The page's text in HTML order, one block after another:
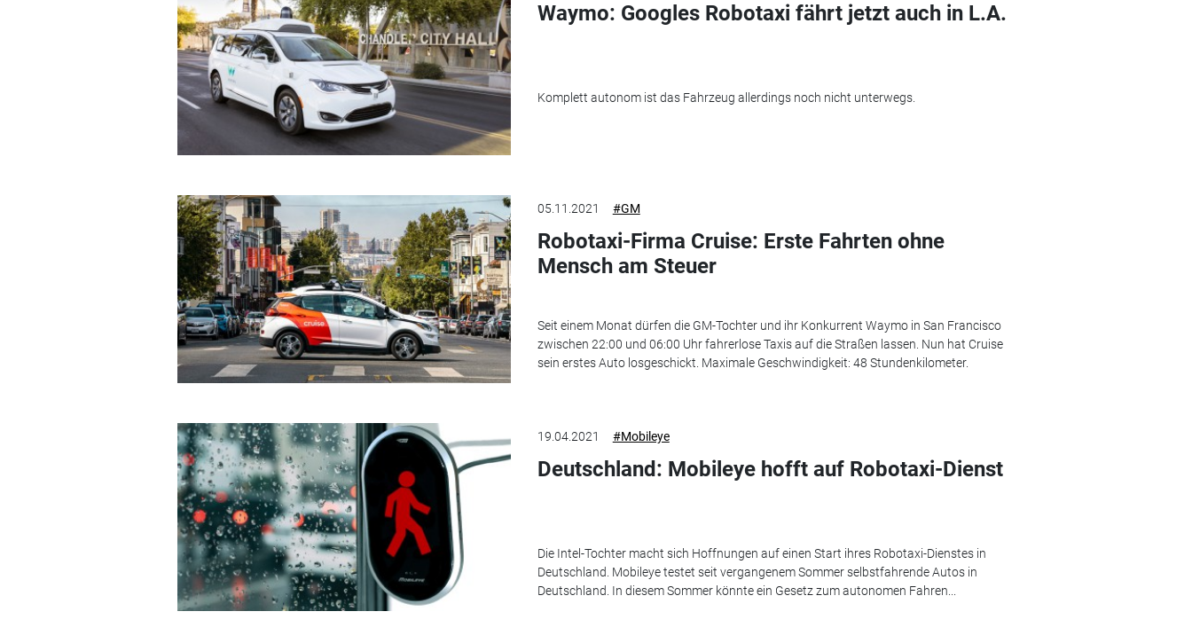
Waymo: Googles Robotaxi fährt jetzt auch in L.A.
Komplett autonom ist das Fahrzeug allerdings noch nicht unterwegs.
05.11.2021 #GM
Robotaxi-Firma Cruise: Erste Fahrten ohne
Mensch am Steuer
Seit einem Monat dürfen die GM-Tochter und ihr Konkurrent Waymo in San Francisco
zwischen 22:00 und 06:00 Uhr fahrerlose Taxis auf die Straßen lassen. Nun hat Cruise
sein erstes Auto losgeschickt. Maximale Geschwindigkeit: 48 Stundenkilometer.
19.04.2021 #Mobileye
Deutschland: Mobileye hofft auf Robotaxi-Dienst
Die Intel-Tochter macht sich Hoffnungen auf einen Start ihres Robotaxi-Dienstes in
Deutschland. Mobileye testet seit vergangenem Sommer selbstfahrende Autos in
Deutschland. In diesem Sommer könnte ein Gesetz zum autonomen Fahren...